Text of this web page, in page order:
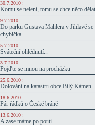
30.7.2010 :
Komu se nelení, tomu se chce něco dělat
9.7.2010 :
Do parku Gustava Mahlera v Jihlavě
chybička
5.7.2010 :
Sváteční ohlédnutí...
3.7.2010 :
Pojďte se mnou na procházku
25.6.2010 :
Dolování na katastru obce Bílý Kámen
18.6.2010 :
Pár řádků o České bráně
13.6.2010 :
A zase máme po pouti...